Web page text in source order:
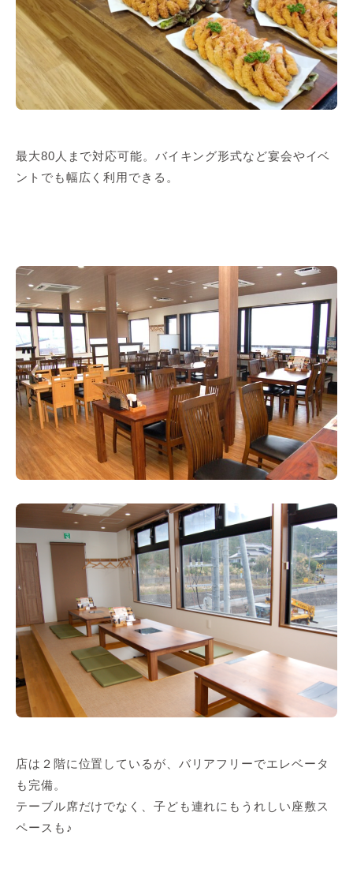
最大80人まで対応可能。バイキング形式など宴会やイベ
ントでも幅広く利用できる。
店は２階に位置しているが、バリアフリーでエレベータ
も完備。
テーブル席だけでなく、子ども連れにもうれしい座敷ス
ペースも♪